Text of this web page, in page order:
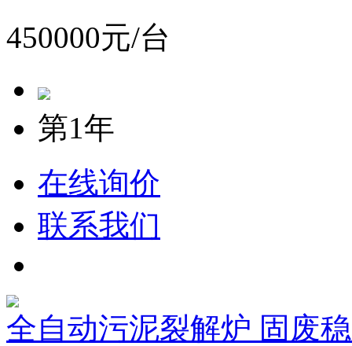
450000元/台
第1年
在线询价
联系我们
全自动污泥裂解炉 固废